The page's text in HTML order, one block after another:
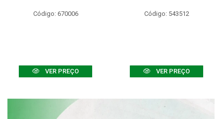
Código: 670006
VER PREÇO
Código: 543512
VER PREÇO